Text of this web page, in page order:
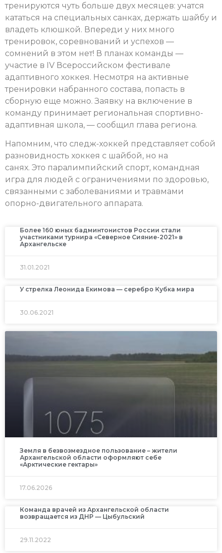
тренируются чуть больше двух месяцев: учатся
кататься на специальных санках, держать шайбу и
владеть клюшкой. Впереди у них много
тренировок, соревнований и успехов —
сомнений в этом нет! В планах команды —
участие в IV Всероссийском фестивале
адаптивного хоккея. Несмотря на активные
тренировки набранного состава, попасть в
сборную еще можно. Заявку на включение в
команду принимает региональная спортивно-
адаптивная школа, — сообщил глава региона.
Напомним, что следж-хоккей представляет собой
разновидность хоккея с шайбой, но на
санях. Это паралимпийский спорт, командная
игра для людей с ограничениями по здоровью,
связанными с заболеваниями и травмами
опорно-двигательного аппарата.
Более 160 юных бадминтонистов России стали
участниками турнира «Северное Сияние-2021» в
Архангельске
31.01.2021
У стрелка Леонида Екимова — серебро Кубка мира
30.06.2021
Земля в безвозмездное пользование – жители
Архангельской области оформляют себе
«Арктические гектары»
17.06.2026
Команда врачей из Архангельской области
возвращается из ДНР — Цыбульский
29.11.2022